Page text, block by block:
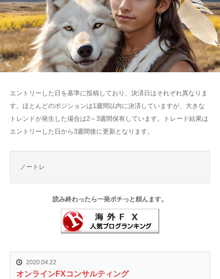
エントリーした日を基準に投稿しており、決済日はそれぞれ異なりま
す。ほとんどのポジションは1週間以内に決済していますが、大きな
トレンドが発生した場合は2～3週間保有しています。トレード結果は
エントリーした日から3週間後に更新となります。
ノートレ
読み終わったら一発ポチっと頼んます。
2020.04.22
オンラインFXコンサルティング
NEWS
CONTACT